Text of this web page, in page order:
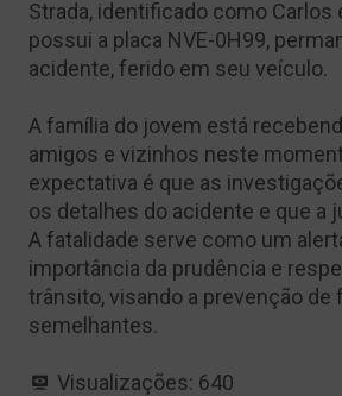
Strada, identificado como Carlos
possui a placa NVE-0H99,
acidente, ferido em seu veículo.
A família do jovem está
amigos e vizinhos neste
expectativa é que as
os detalhes do acidente e que a
A fatalidade serve como um
importância da prudência e
trânsito, visando a prevenção
semelhantes.
Visualizações: 640